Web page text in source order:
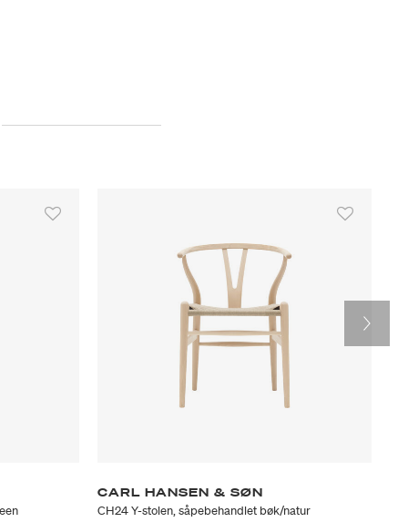
CARL HANSEN & SØN
CH24 Y-stolen, såpebehandlet bøk/natur